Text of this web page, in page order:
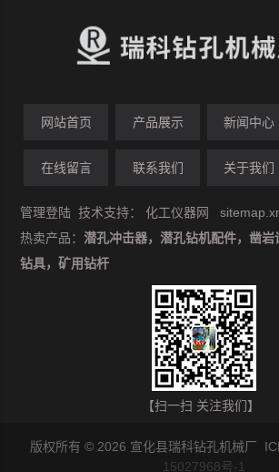
网站首页 产品展示 新闻中心
在线留言 联系我们 关于我们
管理登陆 技术支持：化工仪器网
热卖产品：潜孔冲击器，潜孔钻机配件，凿
钻具，矿用钻杆
【扫一扫 关注我们】
版权所有 © 2026 宣化县瑞科钻孔机械厂
15027968号-1